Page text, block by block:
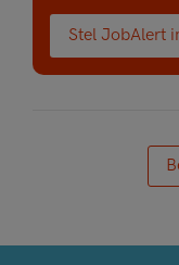
Stel JobAlert